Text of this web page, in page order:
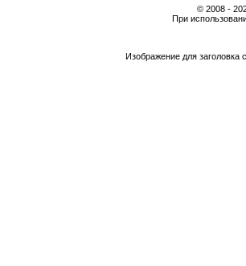
© 2008 -
При
Изображение для